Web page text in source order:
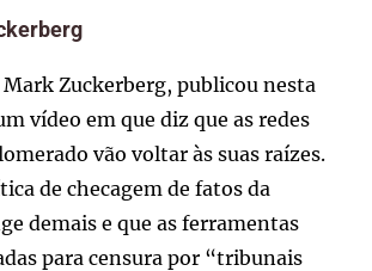
Mark Zuckerberg, publicou nesta
vídeo em que diz que as redes
vão voltar às suas raízes.
de checagem de fatos da
demais e que as ferramentas
para censura por “tribunais